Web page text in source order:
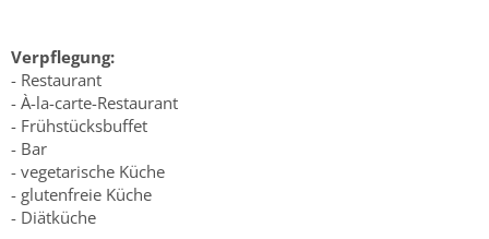
Verpflegung:
- Restaurant
- À-la-carte-Restaurant
- Frühstücksbuffet
- Bar
- vegetarische Küche
- glutenfreie Küche
- Diätküche